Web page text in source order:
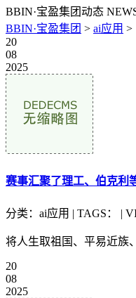
BBIN·宝盈集团动态
BBIN·宝盈集团 > ai应用 >
20
08
2025
赛事汇聚了理工、伯克利
分类：ai应用 | TAGS： |
将人生取祖国、平易近族
20
08
2025